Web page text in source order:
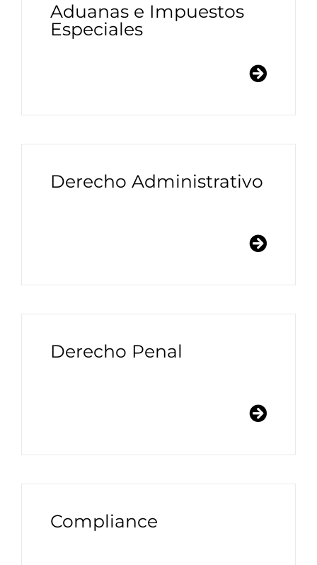
Aduanas e Impuestos
Especiales
Derecho Administrativo
Derecho Penal
Compliance